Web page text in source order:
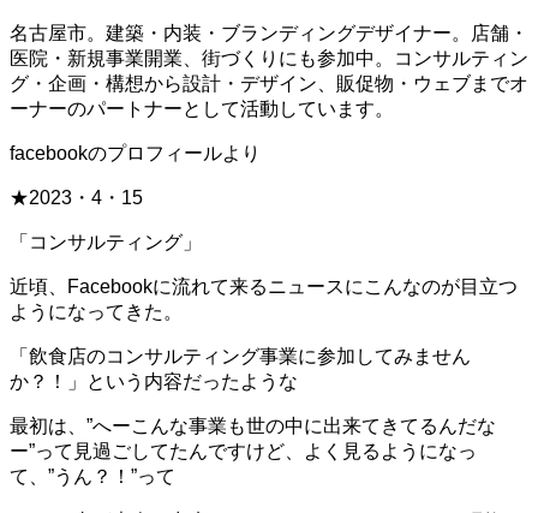
名古屋市。建築・内装・ブランディングデザイナー。店舗・
医院・新規事業開業、街づくりにも参加中。コンサルティン
グ・企画・構想から設計・デザイン、販促物・ウェブまでオ
ーナーのパートナーとして活動しています。
facebookのプロフィールより
★2023・4・15
「コンサルティング」
近頃、Facebookに流れて来るニュースにこんなのが目立つ
ようになってきた。
「飲食店のコンサルティング事業に参加してみません
か？！」という内容だったような
最初は、”へーこんな事業も世の中に出来てきてるんだな
ー”って見過ごしてたんですけど、よく見るようになっ
て、”うん？！”って